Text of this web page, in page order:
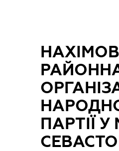
ПАРТІЇ У